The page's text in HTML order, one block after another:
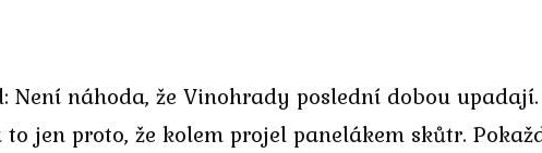
Není náhoda, že Vinohrady poslední dobou upadají.
jen proto, že kolem projel panelákem skůtr.